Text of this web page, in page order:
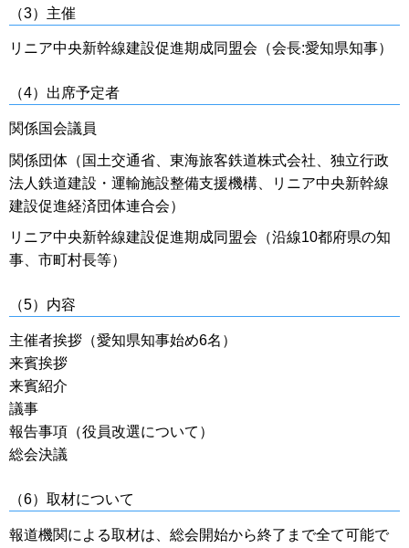
（3）主催
リニア中央新幹線建設促進期成同盟会（会長:愛知県知事）
（4）出席予定者
関係国会議員
関係団体（国土交通省、東海旅客鉄道株式会社、独立行政
法人鉄道建設・運輸施設整備支援機構、リニア中央新幹線
建設促進経済団体連合会）
リニア中央新幹線建設促進期成同盟会（沿線10都府県の知
事、市町村長等）
（5）内容
主催者挨拶（愛知県知事始め6名）
来賓挨拶
来賓紹介
議事
報告事項（役員改選について）
総会決議
（6）取材について
報道機関による取材は、総会開始から終了まで全て可能で